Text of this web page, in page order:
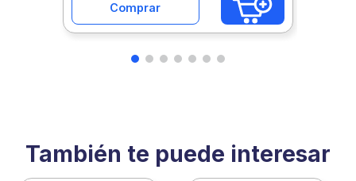
Comprar
También te puede interesar